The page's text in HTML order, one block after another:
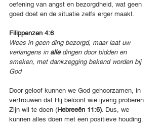
oefening van angst en bezorgdheid, wat geen
goed doet en de situatie zelfs erger maakt.
Filippenzen 4:6
Wees in geen ding bezorgd, maar laat uw
verlangens in alle dingen door bidden en
smeken, met dankzegging bekend worden bij
God
Door geloof kunnen we God gehoorzamen, in
vertrouwen dat Hij beloont wie ijverig proberen
Zijn wil te doen (Hebreeën 11:6). Dus, we
kunnen alles doen met een positieve houding.